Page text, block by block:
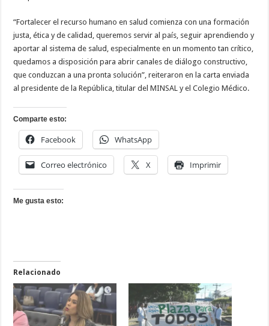
“Fortalecer el recurso humano en salud comienza con una formación
justa, ética y de calidad, queremos servir al país, seguir aprendiendo y
aportar al sistema de salud, especialmente en un momento tan crítico,
quedamos a disposición para abrir canales de diálogo constructivo,
que conduzcan a una pronta solución”, reiteraron en la carta enviada
al presidente de la República, titular del MINSAL y el Colegio Médico.
Comparte esto:
Facebook WhatsApp
Correo electrónico X Imprimir
Me gusta esto:
Relacionado